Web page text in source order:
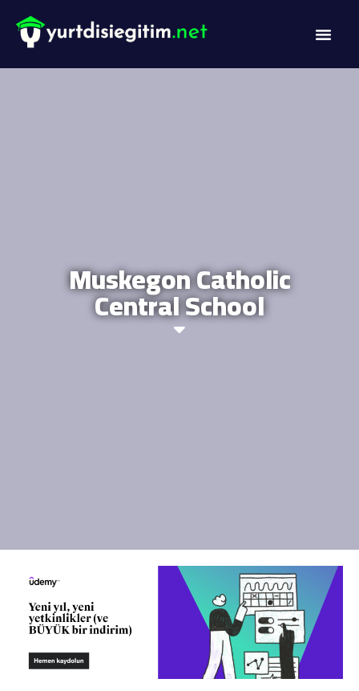
Muskegon Catholic
Central School